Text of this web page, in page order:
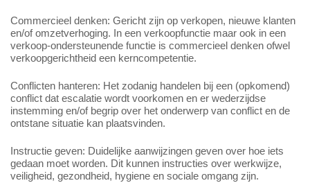
Commercieel denken: Gericht zijn op verkopen, nieuwe klanten
en/of omzetverhoging. In een verkoopfunctie maar ook in een
verkoop-ondersteunende functie is commercieel denken ofwel
verkoopgerichtheid een kerncompetentie.
Conflicten hanteren: Het zodanig handelen bij een (opkomend)
conflict dat escalatie wordt voorkomen en er wederzijdse
instemming en/of begrip over het onderwerp van conflict en de
ontstane situatie kan plaatsvinden.
Instructie geven: Duidelijke aanwijzingen geven over hoe iets
gedaan moet worden. Dit kunnen instructies over werkwijze,
veiligheid, gezondheid, hygiene en sociale omgang zijn.